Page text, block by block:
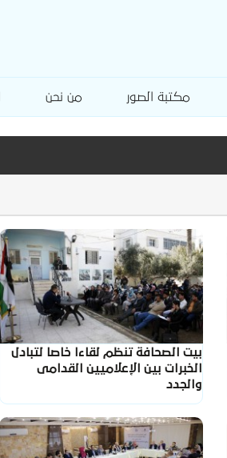
مكتبة الصور من نحن
بيت الصحافة تنظم لقاءا خاصا لتبادل
الخبرات بين الإعلاميين القدامى
والجدد